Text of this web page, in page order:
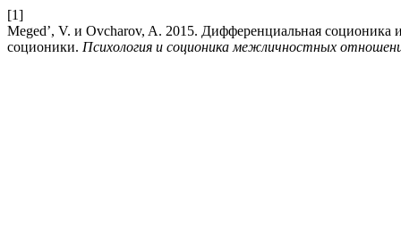
[1]
Meged’, V. и Ovcharov, A. 2015. Дифференциальная
соционики. Психология и соционика межличностных